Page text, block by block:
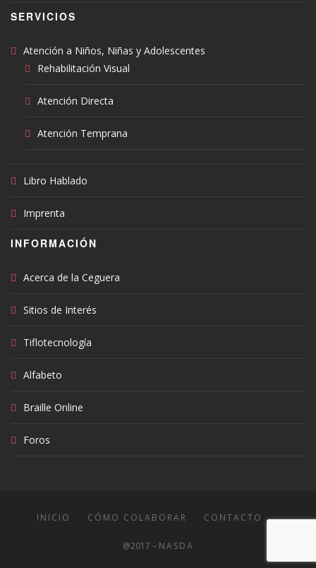
SERVICIOS
Atención a Niños, Niñas y Adolescentes
Rehabilitación Visual
Atención Directa
Atención Temprana
Libro Hablado
Imprenta
INFORMACIÓN
Acerca de la Ceguera
Sitios de Interés
Tiflotecnología
Alfabeto
Braille Online
Foros
INICIO CÓMO COLABORAR CONTACTO
@2017 – NASDA